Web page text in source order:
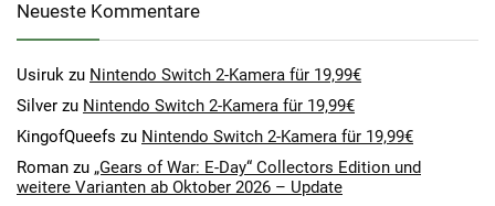
Neueste Kommentare
Usiruk zu Nintendo Switch 2-Kamera für 19,99€
Silver zu Nintendo Switch 2-Kamera für 19,99€
KingofQueefs zu Nintendo Switch 2-Kamera für 19,99€
Roman zu „Gears of War: E-Day“ Collectors Edition und
weitere Varianten ab Oktober 2026 – Update